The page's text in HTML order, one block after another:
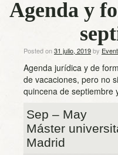
Agenda y
Posted on31 julio, 2019by
Agenda jurídica y de
de vacaciones, pero no
quincena de septiembre
Sep – May
Máster
Madrid